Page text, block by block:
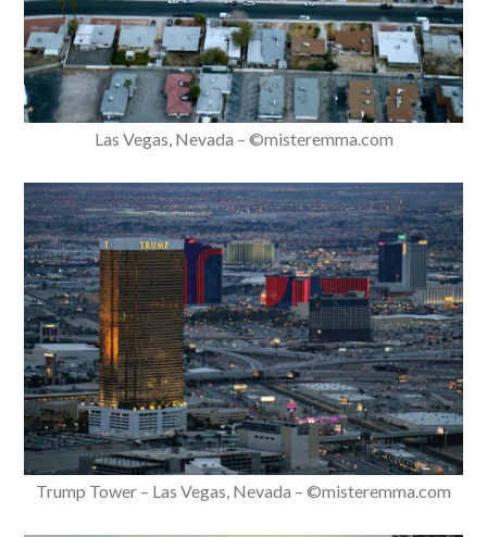
Las Vegas, Nevada – ©misteremma.com
Trump Tower – Las Vegas, Nevada – ©misteremma.com